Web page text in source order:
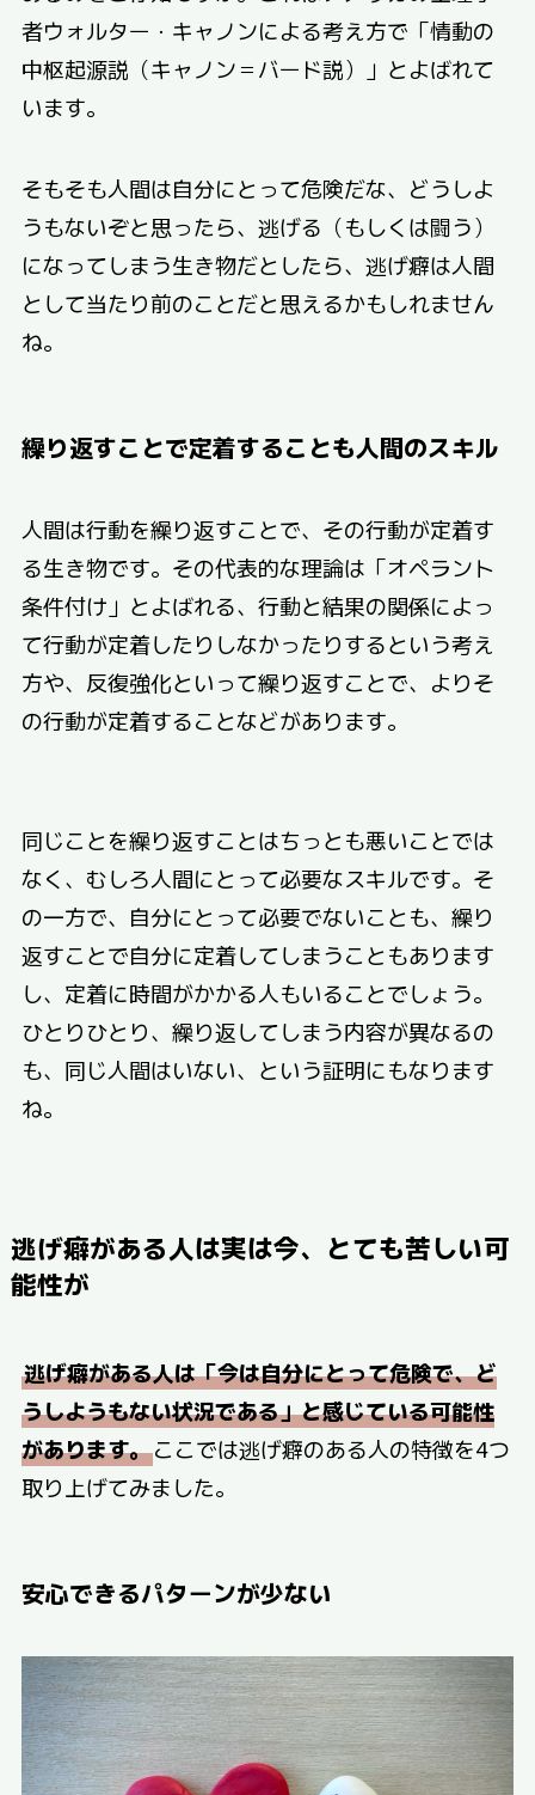
者ウォルター・キャノンによる考え方で「情動の
中枢起源説（キャノン＝バード説）」とよばれて
います。
そもそも人間は自分にとって危険だな、どうしよ
うもないぞと思ったら、逃げる（もしくは闘う）
になってしまう生き物だとしたら、逃げ癖は人間
として当たり前のことだと思えるかもしれません
ね。
繰り返すことで定着することも人間のスキル
人間は行動を繰り返すことで、その行動が定着す
る生き物です。その代表的な理論は「オペラント
条件付け」とよばれる、行動と結果の関係によっ
て行動が定着したりしなかったりするという考え
方や、反復強化といって繰り返すことで、よりそ
の行動が定着することなどがあります。
同じことを繰り返すことはちっとも悪いことでは
なく、むしろ人間にとって必要なスキルです。そ
の一方で、自分にとって必要でないことも、繰り
返すことで自分に定着してしまうこともあります
し、定着に時間がかかる人もいることでしょう。
ひとりひとり、繰り返してしまう内容が異なるの
も、同じ人間はいない、という証明にもなります
ね。
逃げ癖がある人は実は今、とても苦しい可
能性が
逃げ癖がある人は「今は自分にとって危険で、ど
うしようもない状況である」と感じている可能性
があります。ここでは逃げ癖のある人の特徴を4つ
取り上げてみました。
安心できるパターンが少ない